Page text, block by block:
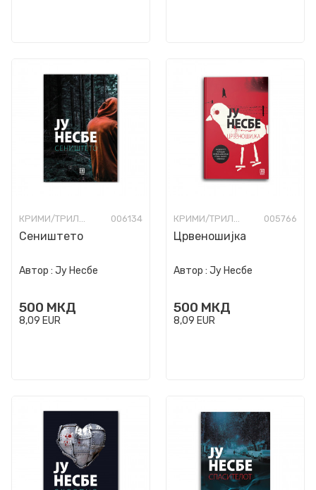
КРИМИ/ТРИЛЕР 006134
Сеништето
Автор : Ју Несбе
500 МКД
8,09 EUR
КРИМИ/ТРИЛЕР 005766
Црвеношијка
Автор : Ју Несбе
500 МКД
8,09 EUR